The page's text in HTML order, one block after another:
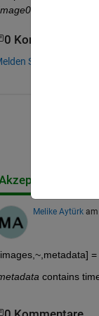
0 Kommentare
Sie sich an, um
Antwort
Melike Aytürk
contains